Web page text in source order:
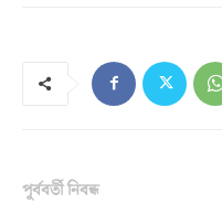
পূর্ববর্তী নিবন্ধ